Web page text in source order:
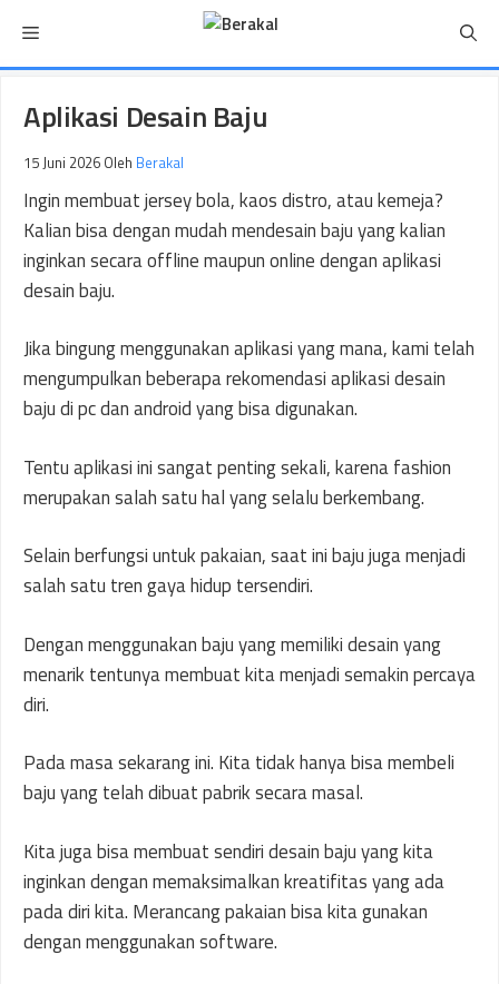
isi
Menu
Aplikasi Desain Baju
15 Juni 2026 Oleh Berakal
Ingin membuat jersey bola, kaos distro, atau kemeja?
Kalian bisa dengan mudah mendesain baju yang kalian
inginkan secara offline maupun online dengan aplikasi
desain baju.
Jika bingung menggunakan aplikasi yang mana, kami telah
mengumpulkan beberapa rekomendasi aplikasi desain
baju di pc dan android yang bisa digunakan.
Tentu aplikasi ini sangat penting sekali, karena fashion
merupakan salah satu hal yang selalu berkembang.
Selain berfungsi untuk pakaian, saat ini baju juga menjadi
salah satu tren gaya hidup tersendiri.
Dengan menggunakan baju yang memiliki desain yang
menarik tentunya membuat kita menjadi semakin percaya
diri.
Pada masa sekarang ini. Kita tidak hanya bisa membeli
baju yang telah dibuat pabrik secara masal.
Kita juga bisa membuat sendiri desain baju yang kita
inginkan dengan memaksimalkan kreatifitas yang ada
pada diri kita. Merancang pakaian bisa kita gunakan
dengan menggunakan software.